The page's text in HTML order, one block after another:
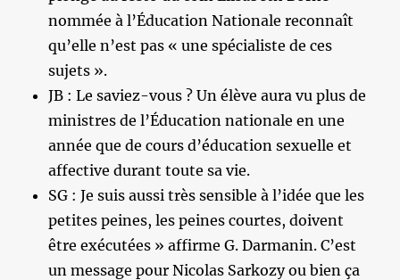
nommée à l’Éducation Nationale reconnaît
qu’elle n’est pas « une spécialiste de ces
sujets ».
JB : Le saviez-vous ? Un élève aura vu plus de
ministres de l’Éducation nationale en une
année que de cours d’éducation sexuelle et
affective durant toute sa vie.
SG : Je suis aussi très sensible à l’idée que les
petites peines, les peines courtes, doivent
être exécutées » affirme G. Darmanin. C’est
un message pour Nicolas Sarkozy ou bien ça